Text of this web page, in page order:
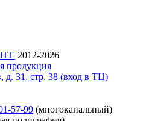
2012-2026
продукция
д. 31, стр. 38 (вход в ТЦ)
57-99 (многоканальный)